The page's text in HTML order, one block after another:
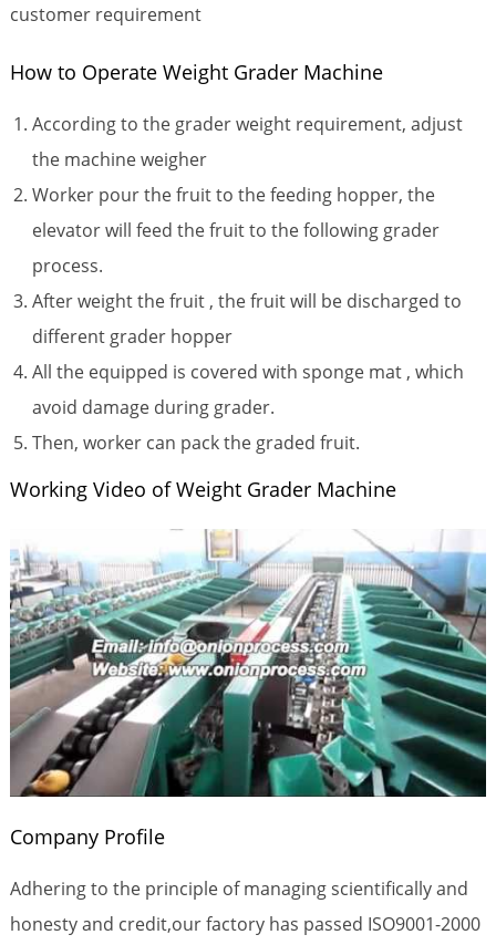
customer requirement
How to Operate Weight Grader Machine
According to the grader weight requirement, adjust
the machine weigher
Worker pour the fruit to the feeding hopper, the
elevator will feed the fruit to the following grader
process.
After weight the fruit , the fruit will be discharged to
different grader hopper
All the equipped is covered with sponge mat , which
avoid damage during grader.
Then, worker can pack the graded fruit.
Working Video of Weight Grader Machine
Company Profile
Adhering to the principle of managing scientifically and
honesty and credit,our factory has passed ISO9001-2000